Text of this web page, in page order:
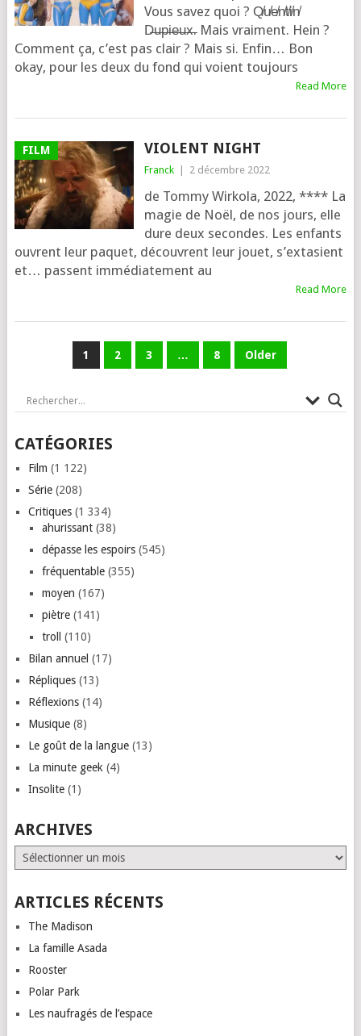
Vous savez quoi ? Q̸u̸e̸n̸t̸i̸n̸
D̶u̶p̶i̶e̶u̶x̶. Mais vraiment. Hein ?
Comment ça, c’est pas clair ? Mais si. Enfin… Bon
okay, pour les deux du fond qui voient tou­jours
Read More
FILM VIOLENT NIGHT
Franck 2 décembre 2022
de Tommy Wirkola, 2022, **** La
magie de Noël, de nos jours, elle
dure deux secondes. Les enfants
ouvrent leur paquet, découvrent leur jouet, s’ex­ta­sient
et… passent immé­dia­te­ment au
Read More
PAGINATION
PUBLICATIONS
1 2 3 … 8 Older
CATÉGORIES
Film (1 122)
Série(208)
Critiques(1 334)
ahurissant(38)
dépasse les espoirs(545)
fréquentable(355)
moyen (167)
piètre(141)
troll
(110)
Bilan annuel (17)
Répliques(13)
Réflexions(14)
Musique(8)
Le goût de la langue(13)
La minute geek (4)
Insolite(1)
ARCHIVES
Archives
ARTICLES RÉCENTS
The Madison
La famille Asada
Rooster
Polar Park
Les naufragés de l’espace